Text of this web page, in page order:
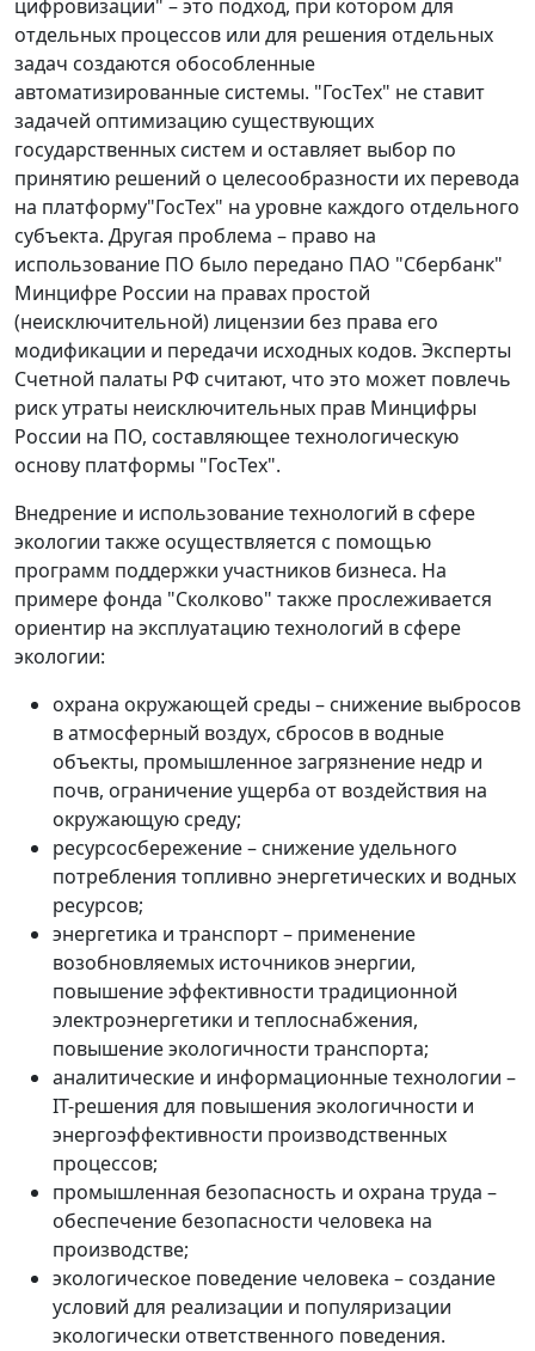
цифровизации" – это подход, при котором для
отдельных процессов или для решения отдельных
задач создаются обособленные
автоматизированные системы. "ГосТех" не ставит
задачей оптимизацию существующих
государственных систем и оставляет выбор по
принятию решений о целесообразности их перевода
на платформу"ГосТех" на уровне каждого отдельного
субъекта. Другая проблема – право на
использование ПО было передано ПАО "Сбербанк"
Минцифре России на правах простой
(неисключительной) лицензии без права его
модификации и передачи исходных кодов. Эксперты
Счетной палаты РФ считают, что это может повлечь
риск утраты неисключительных прав Минцифры
России на ПО, составляющее технологическую
основу платформы "ГосТех".
Внедрение и использование технологий в сфере
экологии также осуществляется с помощью
программ поддержки участников бизнеса. На
примере фонда "Сколково" также прослеживается
ориентир на эксплуатацию технологий в сфере
экологии:
охрана окружающей среды – снижение выбросов
в атмосферный воздух, сбросов в водные
объекты, промышленное загрязнение недр и
почв, ограничение ущерба от воздействия на
окружающую среду;
ресурсосбережение – снижение удельного
потребления топливно энергетических и водных
ресурсов;
энергетика и транспорт – применение
возобновляемых источников энергии,
повышение эффективности традиционной
электроэнергетики и теплоснабжения,
повышение экологичности транспорта;
аналитические и информационные технологии –
IT-решения для повышения экологичности и
энергоэффективности производственных
процессов;
промышленная безопасность и охрана труда –
обеспечение безопасности человека на
производстве;
экологическое поведение человека – создание
условий для реализации и популяризации
экологически ответственного поведения.